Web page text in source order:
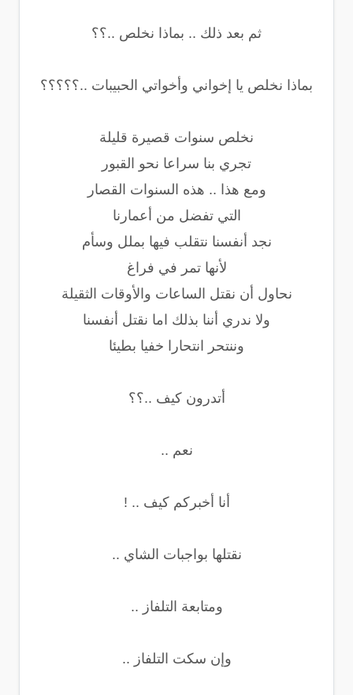
ثم بعد ذلك .. بماذا نخلص ..؟؟
بماذا نخلص يا إخواني وأخواتي الحبيبات ..؟؟؟؟؟
نخلص سنوات قصيرة قليلة
تجري بنا سراعا نحو القبور
ومع هذا .. هذه السنوات القصار
التي تفضل من أعمارنا
نجد أنفسنا نتقلب فيها بملل وسأم
لأنها تمر في فراغ
نحاول أن نقتل الساعات والأوقات الثقيلة
ولا ندري أننا بذلك اما نقتل أنفسنا
وننتحر انتحارا خفيا بطيئا
أتدرون كيف ..؟؟
نعم ..
أنا أخبركم كيف .. !
نقتلها بواجبات الشاي ..
ومتابعة التلفاز ..
وإن سكت التلفاز ..